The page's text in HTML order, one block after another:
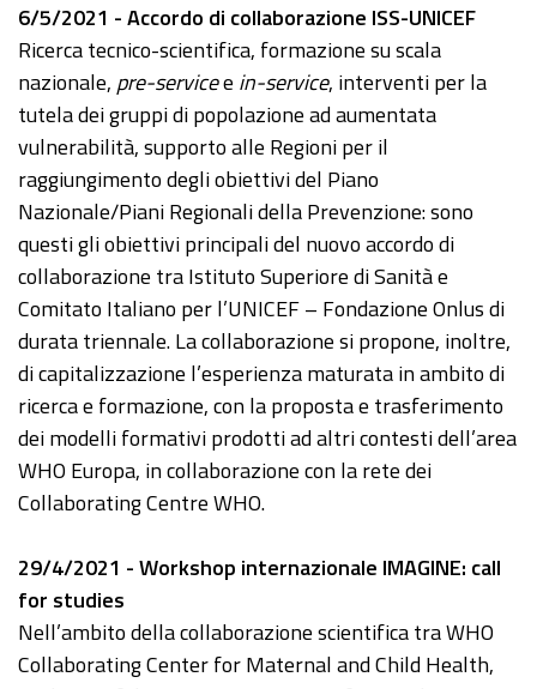
6/5/2021 - Accordo di collaborazione ISS-UNICEF
Ricerca tecnico-scientifica, formazione su scala
nazionale, pre-servicee in-service, interventi per la
tutela dei gruppi di popolazione ad aumentata
vulnerabilità, supporto alle Regioni per il
raggiungimento degli obiettivi del Piano
Nazionale/Piani Regionali della Prevenzione: sono
questi gli obiettivi principali del nuovo accordo di
collaborazione tra Istituto Superiore di Sanità e
Comitato Italiano per l’UNICEF – Fondazione Onlus di
durata triennale. La collaborazione si propone, inoltre,
di capitalizzazione l’esperienza maturata in ambito di
ricerca e formazione, con la proposta e trasferimento
dei modelli formativi prodotti ad altri contesti dell’area
WHO Europa, in collaborazione con la rete dei
Collaborating Centre WHO.
29/4/2021 - Workshop internazionale IMAGINE: call
for studies
Nell’ambito della collaborazione scientifica tra WHO
Collaborating Center for Maternal and Child Health,